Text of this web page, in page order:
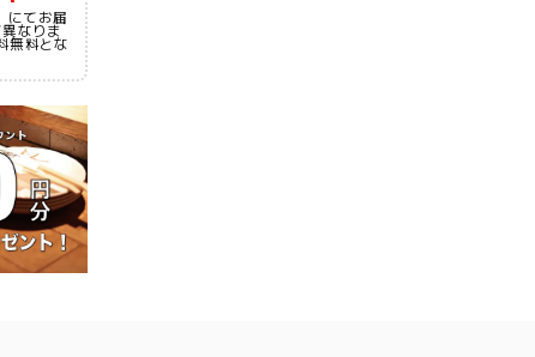
にてお届
なりま
無料とな